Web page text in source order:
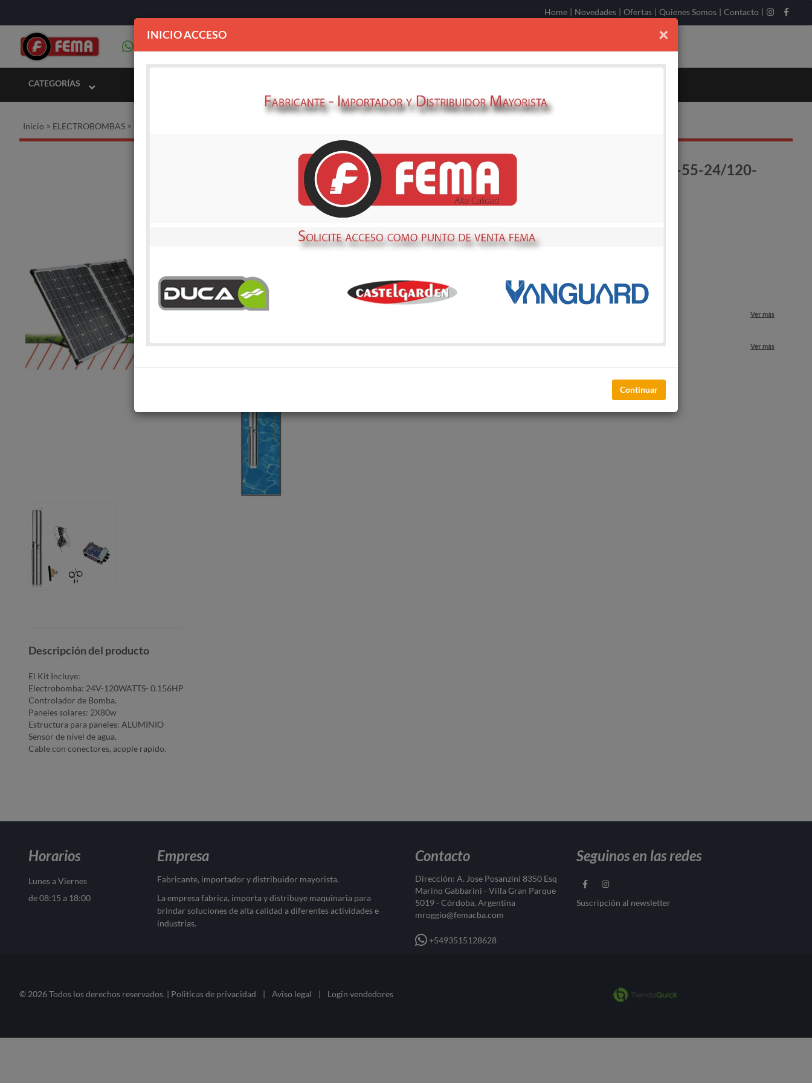
Home | Novedades | Ofertas | Quienes Somos | Contacto |
CATEGORÍAS
Inicio > ELECTROBOMBAS >
ELECT.SUMER.C/PANEL-3"-3TDD0.76-55-24/120-
1,000L/H MAX 55MT-COMPLETO
69360610
Métodos de envío y retiro
Transporte Habitual
Ver más
Ver más
Descripción del producto
El Kit Incluye:
Electrobomba: 24V-120WATTS- 0.156HP
Controlador de Bomba.
Paneles solares: 2X80w
Estructura para paneles: ALUMINIO
Sensor de nivel de agua.
Cable con conectores, acople rapido.
Horarios
Lunes a Viernes
de 08:15 a 18:00
Empresa
Fabricante, importador y distribuidor mayorista.
La empresa fabrica, importa y distribuye maquinaria para
brindar soluciones de alta calidad a diferentes actividades e
industrias.
Contacto
Dirección: A. Jose Posanzini 8350 Esq
Marino Gabbarini - Villa Gran Parque
5019 - Córdoba, Argentina
mroggio@femacba.com
+5493515128628
Seguinos en las redes
Suscripción al newsletter
© 2026 Todos los derechos reservados. | Politicas de privacidad | Aviso legal | Login vendedores
×
INICIO ACCESO
Continuar